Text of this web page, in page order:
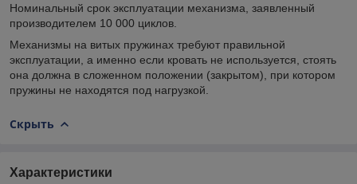
Номинальный срок эксплуатации механизма, заявленный
производителем 10 000 циклов.
Механизмы на витых пружинах требуют правильной
эксплуатации, а именно если кровать не используется, стоять
она должна в сложенном положении (закрытом), при котором
пружины не находятся под нагрузкой.
Скрыть
Характеристики